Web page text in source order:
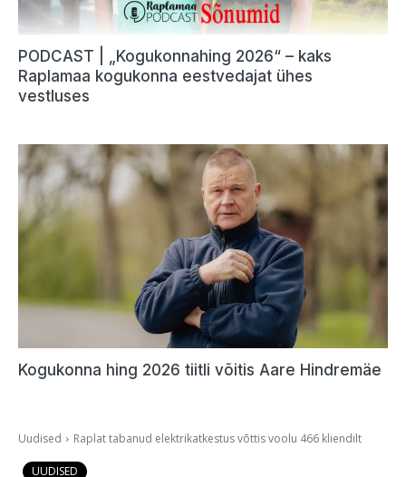
PODCAST | „Kogukonnahing 2026“ – kaks
Raplamaa kogukonna eestvedajat ühes
vestluses
Kogukonna hing 2026 tiitli võitis Aare Hindremäe